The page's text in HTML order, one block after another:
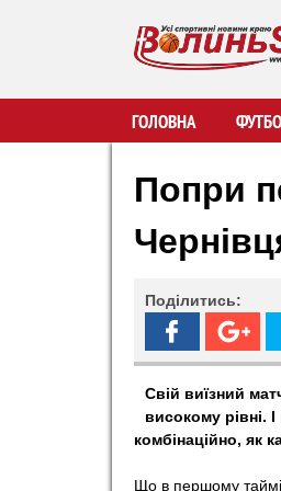
В
о
л
ь
S
p
ГОЛОВНА
Попри
Поділитись:
Свій виїзний
високому рівні.
комбінаційно, як
Що в першому